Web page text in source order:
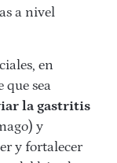
a nivel
en
sea
la gastritis
y
y fortalecer